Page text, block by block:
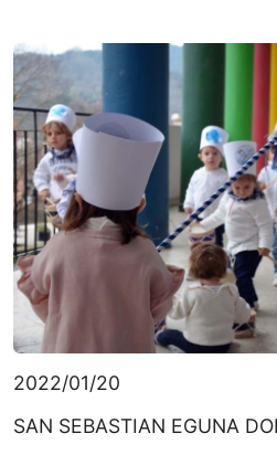
2022/01/20
SAN SEBASTIAN EGUNA